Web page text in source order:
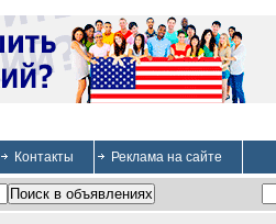
Контакты Реклама на сайте